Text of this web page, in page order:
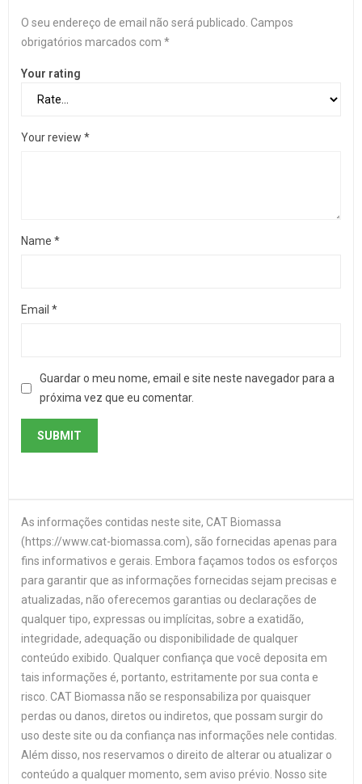
O seu endereço de email não será publicado. Campos
obrigatórios marcados com *
Your rating
Your review *
Name *
Email *
Guardar o meu nome, email e site neste navegador para a
próxima vez que eu comentar.
As informações contidas neste site, CAT Biomassa
(https://www.cat-biomassa.com), são fornecidas apenas para
fins informativos e gerais. Embora façamos todos os esforços
para garantir que as informações fornecidas sejam precisas e
atualizadas, não oferecemos garantias ou declarações de
qualquer tipo, expressas ou implícitas, sobre a exatidão,
integridade, adequação ou disponibilidade de qualquer
conteúdo exibido. Qualquer confiança que você deposita em
tais informações é, portanto, estritamente por sua conta e
risco. CAT Biomassa não se responsabiliza por quaisquer
perdas ou danos, diretos ou indiretos, que possam surgir do
uso deste site ou da confiança nas informações nele contidas.
Além disso, nos reservamos o direito de alterar ou atualizar o
conteúdo a qualquer momento, sem aviso prévio. Nosso site